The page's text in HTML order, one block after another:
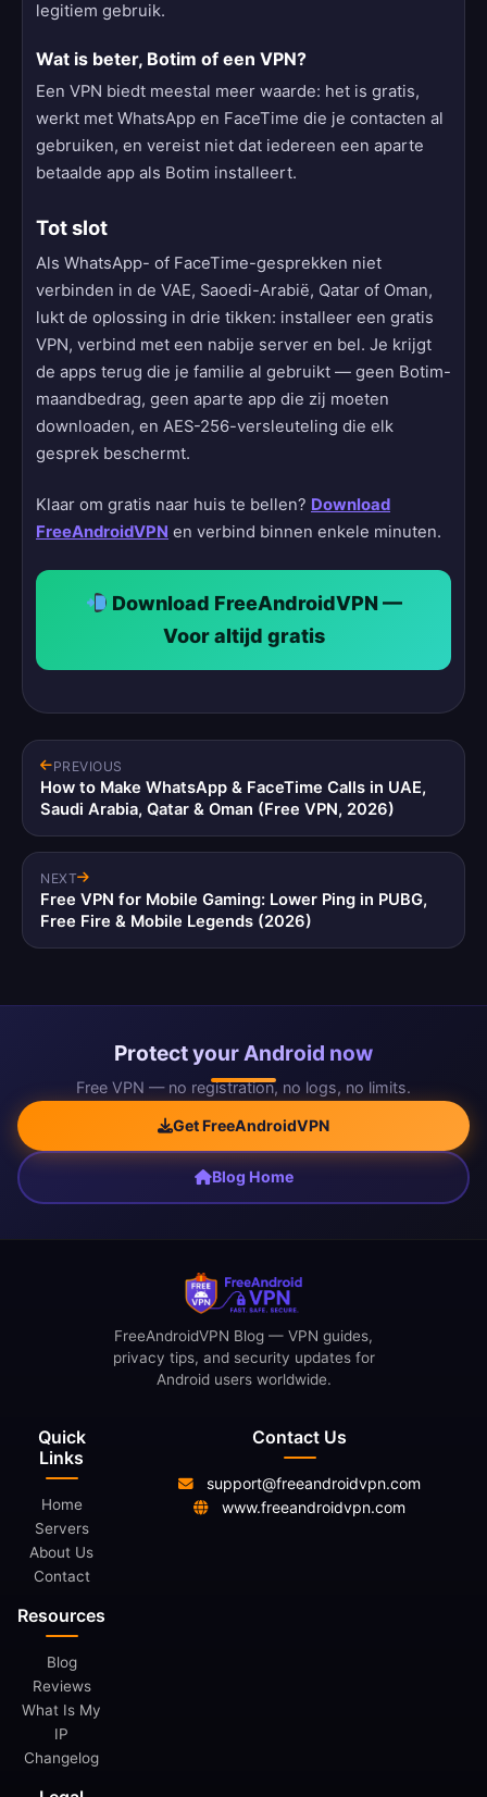
legitiem gebruik.
Wat is beter, Botim of een VPN?
Een VPN biedt meestal meer waarde: het is gratis,
werkt met WhatsApp en FaceTime die je contacten al
gebruiken, en vereist niet dat iedereen een aparte
betaalde app als Botim installeert.
Tot slot
Als WhatsApp- of FaceTime-gesprekken niet
verbinden in de VAE, Saoedi-Arabië, Qatar of Oman,
lukt de oplossing in drie tikken: installeer een gratis
VPN, verbind met een nabije server en bel. Je krijgt
de apps terug die je familie al gebruikt — geen Botim-
maandbedrag, geen aparte app die zij moeten
downloaden, en AES-256-versleuteling die elk
gesprek beschermt.
Klaar om gratis naar huis te bellen? Download
FreeAndroidVPN en verbind binnen enkele minuten.
Download FreeAndroidVPN —
Voor altijd gratis
PREVIOUS
How to Make WhatsApp & FaceTime Calls in UAE,
Saudi Arabia, Qatar & Oman (Free VPN, 2026)
NEXT
Free VPN for Mobile Gaming: Lower Ping in PUBG,
Free Fire & Mobile Legends (2026)
Protect your Android now
Free VPN — no registration, no logs, no limits.
Get FreeAndroidVPN
Blog Home
Quick
Links
Home
Servers
About Us
Contact
Resources
Blog
Reviews
What Is My
IP
Changelog
FreeAndroidVPN Blog — VPN guides,
privacy tips, and security updates for
Android users worldwide.
Contact Us
support@freeandroidvpn.com
www.freeandroidvpn.com